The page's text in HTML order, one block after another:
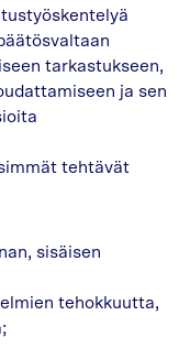
tarkastukseen,
ja sen
tehtävät
sisäisen
tehokkuutta,